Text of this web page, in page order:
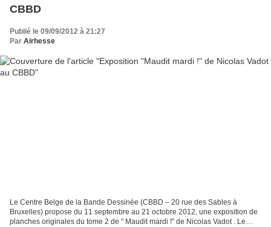
CBBD
Publié le 09/09/2012 à 21:27
Par Airhesse
Le Centre Belge de la Bande Dessinée (CBBD – 20 rue des Sables à
Bruxelles) propose du 11 septembre au 21 octobre 2012, une exposition de
planches originales du tome 2 de " Maudit mardi !" de Nicolas Vadot . Le